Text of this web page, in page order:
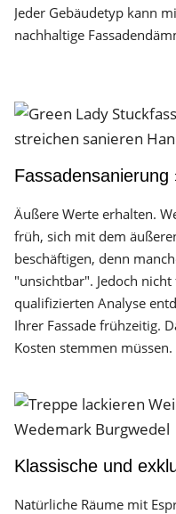
Jeder Gebäudetyp kann
nachhaltige
Fassadensanierung
Äußere Werte erhalten.
früh, sich mit dem
beschäftigen, denn
"unsichtbar". Jedoch
qualifizierten Analyse
Ihrer Fassade frühzeitig.
Kosten stemmen müssen.
Klassische und
Natürliche Räume mit